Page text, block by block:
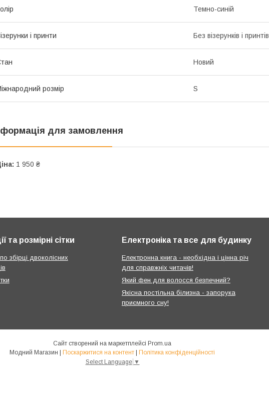
Темно-синій
і принти Без візерунків і принтів
Новий
розмір S
для замовлення
1 950 ₴
та розмірні сітки
збірці двоколісних
Електроніка та все для будинку
Електронна книга - необхідна і цінна річ
для справжніх читачів!
Який фен для волосся безпечний?
Якісна постільна білизна - запорука
приємного сну!
Сайт створений на маркетплейсі Prom.ua
Модний Магазин | Поскаржитися на контент | Політика конфіденційності
Select Language ▼